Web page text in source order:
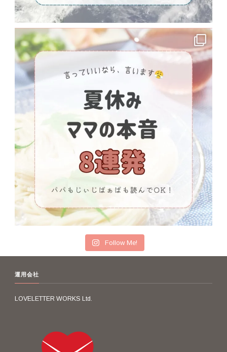
Follow Me!
運用会社
LOVELETTER WORKS Ltd.